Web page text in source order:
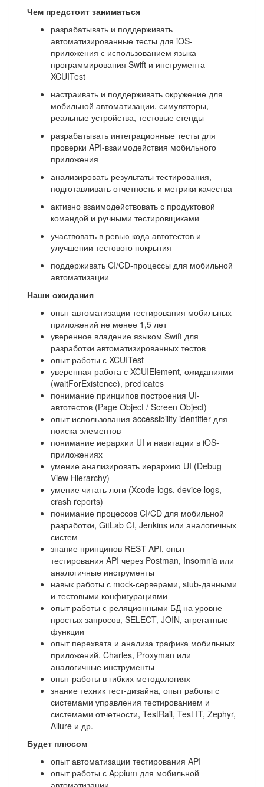
Чем предстоит заниматься
разрабатывать и поддерживать
автоматизированные тесты для iOS-
приложения с использованием языка
программирования Swift и инструмента
XCUITest
настраивать и поддерживать окружение для
мобильной автоматизации, симуляторы,
реальные устройства, тестовые стенды
разрабатывать интеграционные тесты для
проверки API-взаимодействия мобильного
приложения
анализировать результаты тестирования,
подготавливать отчетность и метрики качества
активно взаимодействовать с продуктовой
командой и ручными тестировщиками
участвовать в ревью кода автотестов и
улучшении тестового покрытия
поддерживать CI/CD-процессы для мобильной
автоматизации
Наши ожидания
опыт автоматизации тестирования мобильных
приложений не менее 1,5 лет
уверенное владение языком Swift для
разработки автоматизированных тестов
опыт работы с XCUITest
уверенная работа с XCUIElement, ожиданиями
(waitForExistence), predicates
понимание принципов построения UI-
автотестов (Page Object / Screen Object)
опыт использования accessibility identifier для
поиска элементов
понимание иерархии UI и навигации в iOS-
приложениях
умение анализировать иерархию UI (Debug
View Hierarchy)
умение читать логи (Xcode logs, device logs,
crash reports)
понимание процессов CI/CD для мобильной
разработки, GitLab CI, Jenkins или аналогичных
систем
знание принципов REST API, опыт
тестирования API через Postman, Insomnia или
аналогичные инструменты
навык работы с mock-серверами, stub-данными
и тестовыми конфигурациями
опыт работы с реляционными БД на уровне
простых запросов, SELECT, JOIN, агрегатные
функции
опыт перехвата и анализа трафика мобильных
приложений, Charles, Proxyman или
аналогичные инструменты
опыт работы в гибких методологиях
знание техник тест-дизайна, опыт работы с
системами управления тестированием и
системами отчетности, TestRail, Test IT, Zephyr,
Allure и др.
Будет плюсом
опыт автоматизации тестирования API
опыт работы с Appium для мобильной
автоматизации